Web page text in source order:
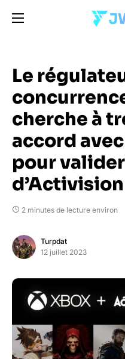
Le
cherche à
accord
pour
d’Activision
2 minutes de lecture environ
Turpdat
12 juillet 2023